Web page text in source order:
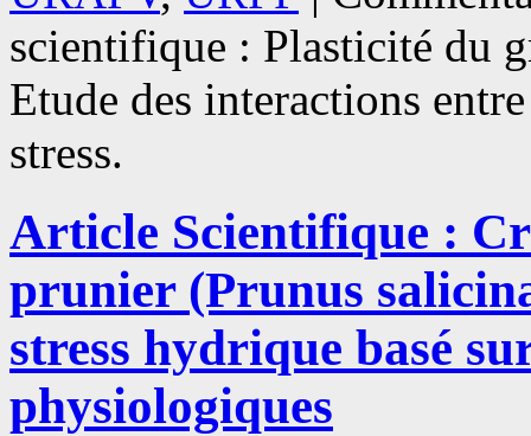
scientifique : Plasticité du
Etude des interactions
stress.
Article Scientifique :
prunier (Prunus
stress hydrique basé
physiologiques